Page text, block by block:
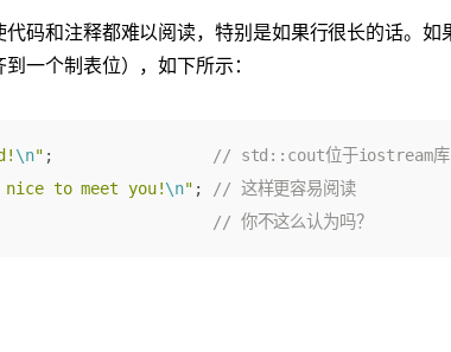
码和注释都难以阅读，特别是如果行很长的话。如
一个制表位），如下所示：
\n" ;
to meet you!\n" ;
// 这样更容易阅读